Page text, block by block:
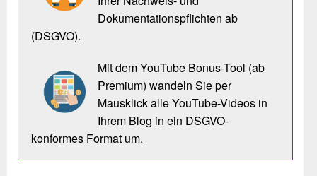
Dokumentationspflichten ab
(DSGVO).
Mit dem YouTube Bonus-Tool (ab
Premium) wandeln Sie per
Mausklick alle YouTube-Videos in
Ihrem Blog in ein DSGVO-
konformes Format um.